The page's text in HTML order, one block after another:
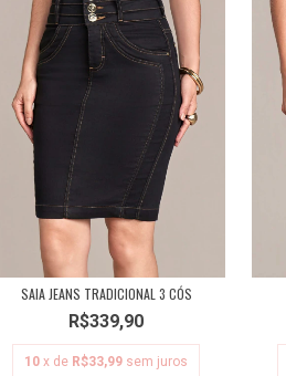
SAIA JEANS TRADICIONAL 3 CÓS
R$339,90
10 x de R$33,99 sem juros